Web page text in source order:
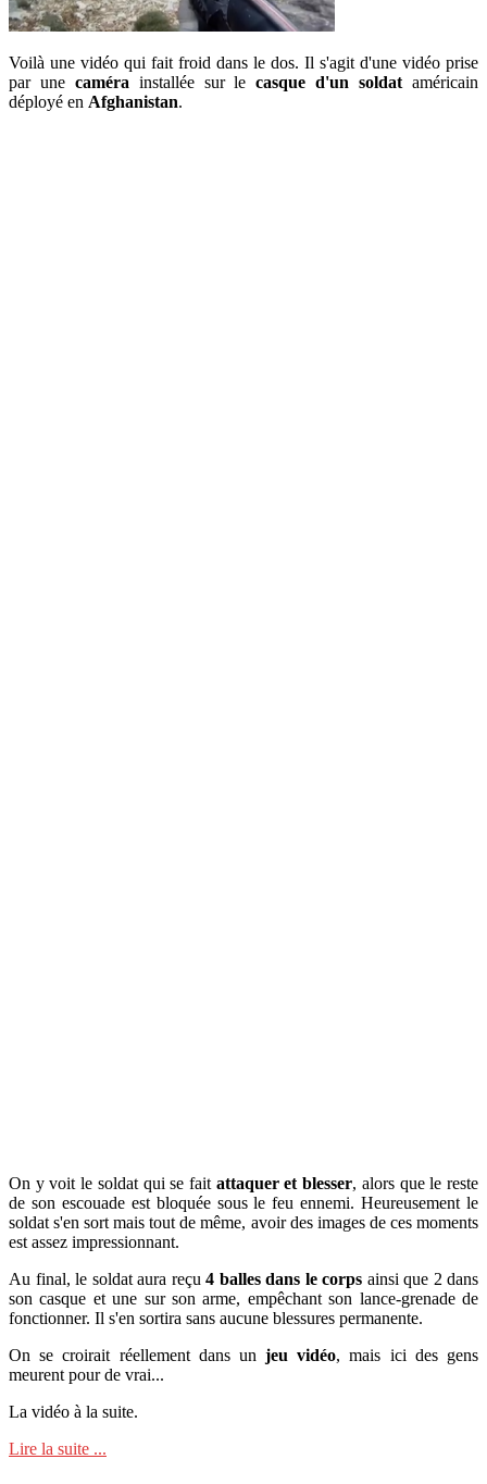
Voilà une vidéo qui fait froid dans le dos. Il s'agit d'une vidéo prise
par une caméra installée sur lecasque d'un soldat américain
déployé en Afghanistan.
On y voit le soldat qui se fait attaquer et blesser, alors que le reste
de son escouade est bloquée sous le feu ennemi. Heureusement le
soldat s'en sort mais tout de même, avoir des images de ces moments
est assez impressionnant.
Au final, le soldat aura reçu 4 balles dans le corps ainsi que 2 dans
son casque et une sur son arme, empêchant son lance-grenade de
fonctionner. Il s'en sortira sans aucune blessures permanente.
On se croirait réellement dans un jeu vidéo, mais ici des gens
meurent pour de vrai...
La vidéo à la suite.
Lire la suite ...